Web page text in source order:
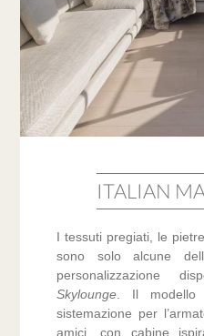
ITALIAN
I tessuti pregiati, le
sono solo alcune
personalizzazione
Skylounge . Il modello
sistemazione per
amici, con cabine